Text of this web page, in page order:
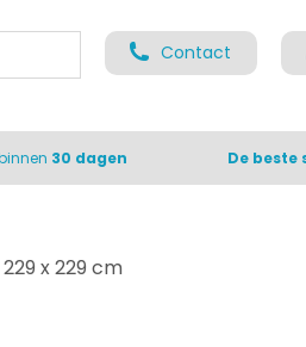
Contact
30 dagen De beste
x 229 cm